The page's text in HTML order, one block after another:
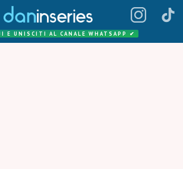
E UNISCITI AL CANALE WHATSAPP ✔